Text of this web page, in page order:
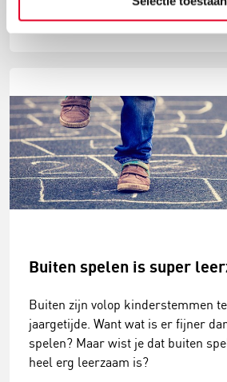
Lees meer
Buiten spelen is super
Buiten zijn volop kinderstemmen
jaargetijde. Want wat is er fijner
spelen? Maar wist je dat buiten
heel erg leerzaam is?